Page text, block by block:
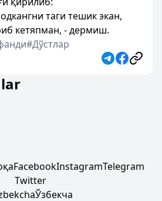
таги тешик экан,
кетяпман, - дермиш.
#Дўстлар
FacebookInstagramTelegram
Twitter
Ўзбекча